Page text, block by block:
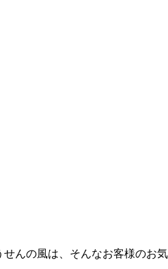
んの風は、そんなお客様のお